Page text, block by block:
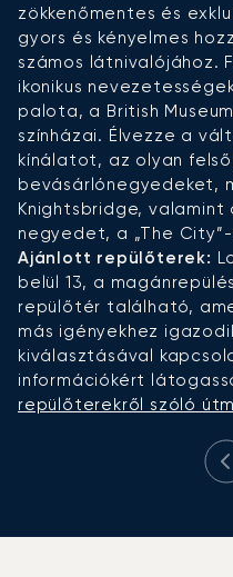
zökkenőmentes és
gyors és kényelmes
számos látnivalójához.
ikonikus
palota, a British
színházai. Élvezze a
kínálatot, az olyan
bevásárlónegyedeket,
Knightsbridge, valamint
negyedet, a „The
Ajánlott repülőterek:
belül 13, a
repülőtér található,
más igényekhez
kiválasztásával
információkért
repülőterekről szóló